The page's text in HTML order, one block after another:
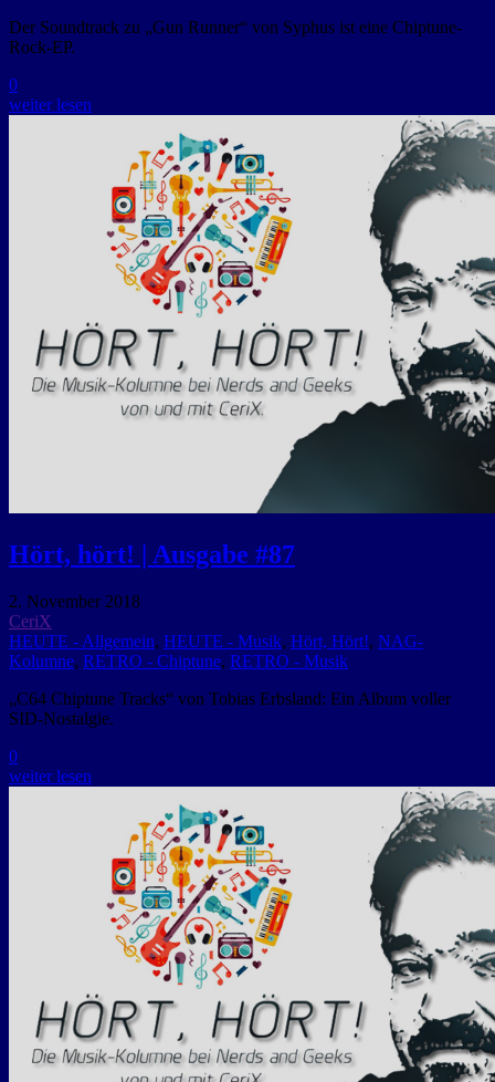
Der Soundtrack zu „Gun Runner“ von Syphus ist eine Chiptune-
Rock-EP.
0
weiter lesen
Hört, hört! | Ausgabe #87
2. November 2018
CeriX
HEUTE - Allgemein, HEUTE - Musik, Hört, Hört!, NAG-
Kolumne, RETRO - Chiptune, RETRO - Musik
„C64 Chiptune Tracks“ von Tobias Erbsland: Ein Album voller
SID-Nostalgie.
0
weiter lesen